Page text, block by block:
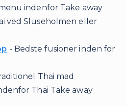
indenfor Take away
ved Sluseholmen eller
- Bedste fusioner inden for
Thai mad
Thai Take away